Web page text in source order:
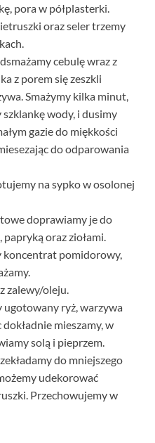
pora w półplasterki.
oraz seler trzemy
cebulę wraz z
z porem się zeszkli
Smażymy kilka minut,
wody, i dusimy
gazie do miękkości
do odparowania
na sypko w osolonej
doprawiamy je do
oraz ziołami.
koncentrat pomidorowy,
zalewy/oleju.
ugotowany ryż, warzywa
mieszamy, w
solą i pieprzem.
do mniejszego
udekorować
Przechowujemy w